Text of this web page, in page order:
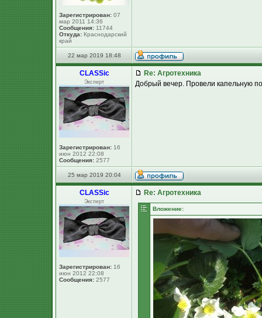
Зарегистрирован: 07
мар 2011 14:36
Сообщения: 11744
Откуда: Краснодарский
край
22 мар 2019 18:48
CLASSic
Эксперт
Зарегистрирован: 16
июн 2012 22:08
Сообщения: 2577
Re: Агротехника
Добрый вечер. Провели капельную
25 мар 2019 20:04
CLASSic
Эксперт
Зарегистрирован: 16
июн 2012 22:08
Сообщения: 2577
Re: Агротехника
Вложение: